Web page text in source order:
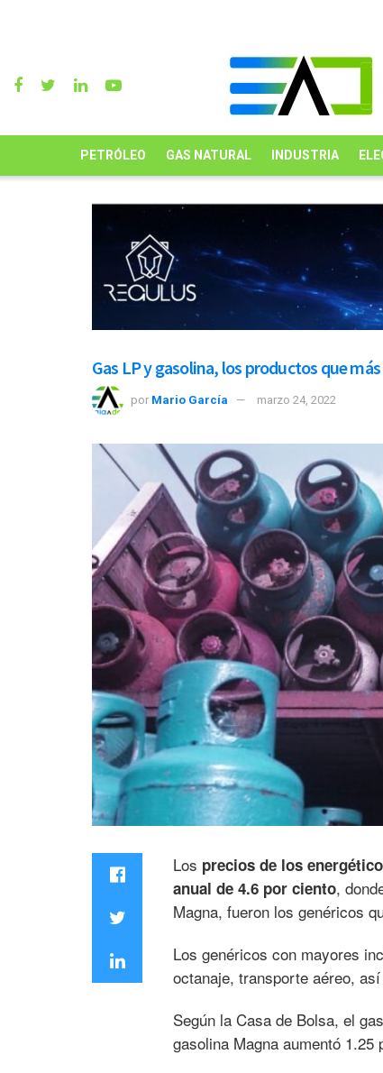
PETRÓLEO GAS NATURAL INDUSTRIA
Gas LP y gasolina, los productos que
por Mario García marzo 24, 2022
Los precios de los
anual de 4.6 por ciento,
Magna, fueron los genéricos
Los genéricos con mayores
octanaje, transporte aéreo,
Según la Casa de Bolsa, el
gasolina Magna aumentó 1.25